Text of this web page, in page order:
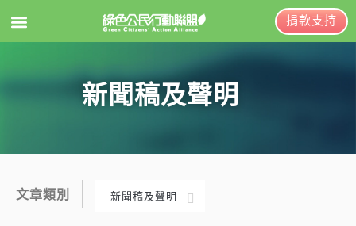
大事記
捐款支持
新聞稿及聲明
文章類別 新聞稿及聲明